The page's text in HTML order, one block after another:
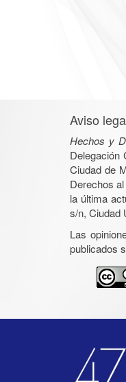
Aviso
Hechos y
Delegación
Ciudad de
Derechos
la última
s/n, Ciudad
Las
publicados